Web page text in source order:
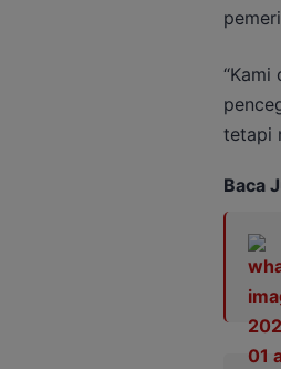
“Kami
tetapi
Baca